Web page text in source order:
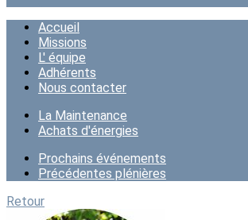
Accueil
Missions
L' équipe
Adhérents
Nous contacter
La Maintenance
Achats d'énergies
Prochains événements
Précédentes plénières
Retour